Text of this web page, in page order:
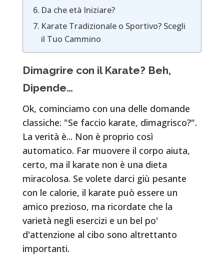
Da che età Iniziare?
Karate Tradizionale o Sportivo? Scegli
il Tuo Cammino
Dimagrire con il Karate? Beh,
Dipende…
Ok, cominciamo con una delle domande
classiche: "Se faccio karate, dimagrisco?".
La verità è... Non è proprio così
automatico. Far muovere il corpo aiuta,
certo, ma il karate non è una dieta
miracolosa. Se volete darci giù pesante
con le calorie, il karate può essere un
amico prezioso, ma ricordate che la
varietà negli esercizi e un bel po'
d'attenzione al cibo sono altrettanto
importanti.